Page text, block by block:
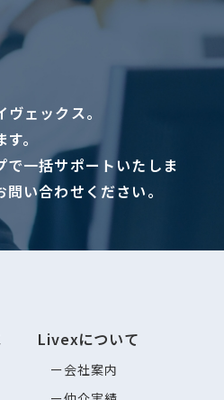
ェックス。
。
一括サポートいたしま
い合わせください。
Livexについて
会社案内